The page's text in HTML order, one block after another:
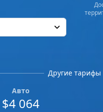
Другие тарифы
Авто
$4 064